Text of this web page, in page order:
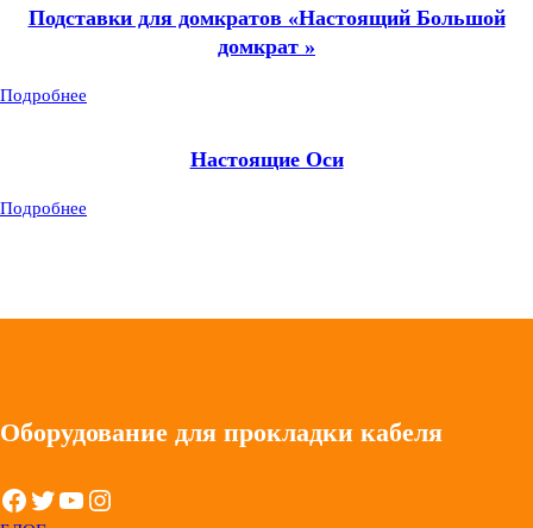
Подставки для домкратов «Настоящий Большой
домкрат »
Подробнее
Настоящие Оси
Подробнее
Оборудование для прокладки кабеля
Facebook Twitter YouTube Instagram